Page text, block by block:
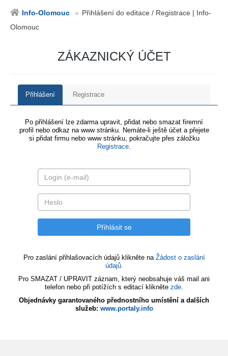
Info-Olomouc
Přihlášení do editace / Registrace | Info-
Olomouc
ZÁKAZNICKÝ ÚČET
Přihlášení Registrace
Po přihlášení lze zdarma upravit, přidat nebo smazat firemní
profil nebo odkaz na www stránku. Nemáte-li ještě účet a přejete
si přidat firmu nebo www stránku, pokračujte přes záložku
Registrace.
Pro zaslání přihlašovacích údajů klikněte na Žádost o zaslání
údajů.
Pro SMAZAT / UPRAVIT záznam, který neobsahuje váš mail ani
telefon nebo při potížích s editací klikněte zde.
Objednávky garantovaného přednostního umístění a dalších
služeb: www.portaly.info